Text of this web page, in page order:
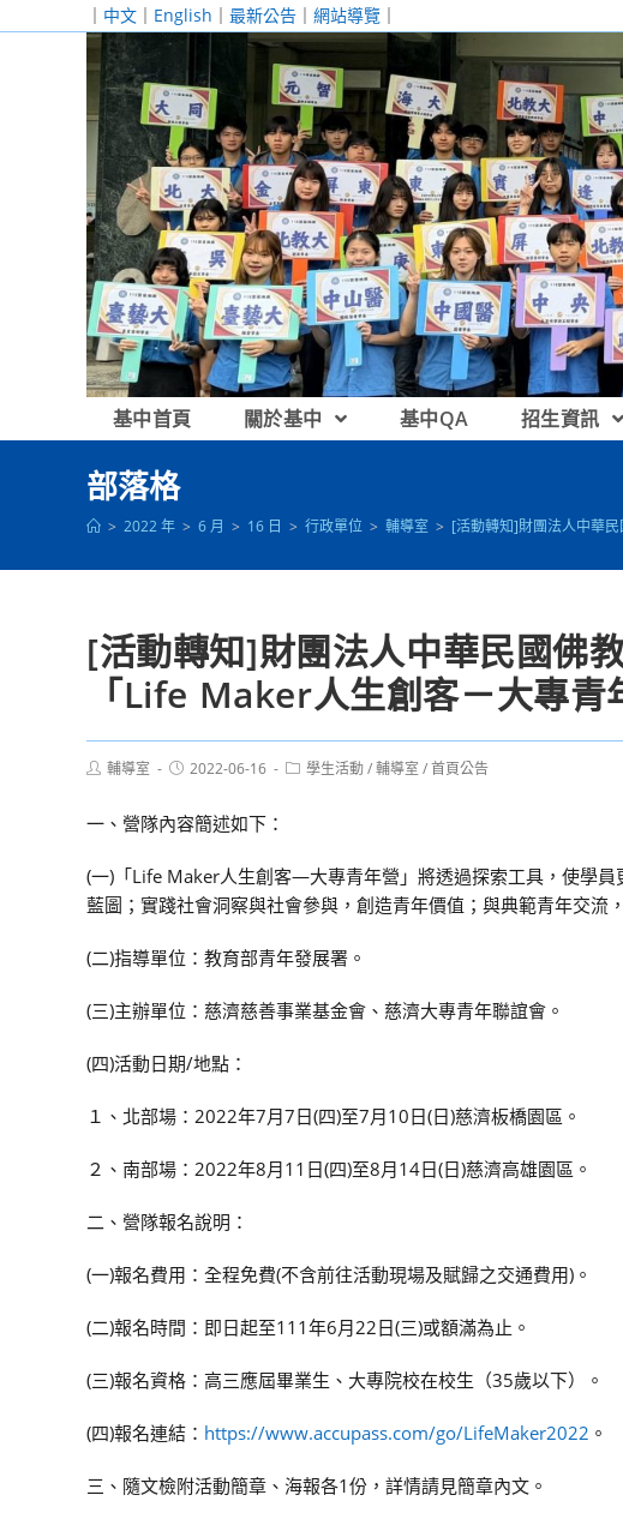
｜ 中文 ｜ English ｜ 最新公告 ｜ 網站導覽 ｜
基中首頁 關於基中 基中QA 招生資訊
部落格
> 2022 年 > 6 月 > 16 日 > 行政單位 > 輔導室 > [活動轉知]財團法人中華
[活動轉知]財團法人中華民國佛
「Life Maker人生創客－大專
Post輔導室
Post2022-06-16
Post學生活動/輔導室 /首頁公告
一、營隊內容簡述如下：
(一)「Life Maker人生創客—大專青年營」將透過探索工具，使學
藍圖；實踐社會洞察與社會參與，創造青年價值；與典範青年交流
(二)指導單位：教育部青年發展署。
(三)主辦單位：慈濟慈善事業基金會、慈濟大專青年聯誼會。
(四)活動日期/地點：
１、北部場：2022年7月7日(四)至7月10日(日)慈濟板橋園區。
２、南部場：2022年8月11日(四)至8月14日(日)慈濟高雄園區。
二、營隊報名說明：
(一)報名費用：全程免費(不含前往活動現場及賦歸之交通費用)。
(二)報名時間：即日起至111年6月22日(三)或額滿為止。
(三)報名資格：高三應屆畢業生、大專院校在校生（35歲以下）。
(四)報名連結： https://www.accupass.com/go/LifeMaker2022 。
三、隨文檢附活動簡章、海報各1份，詳情請見簡章內文。